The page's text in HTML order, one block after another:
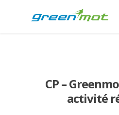
CP –
activité